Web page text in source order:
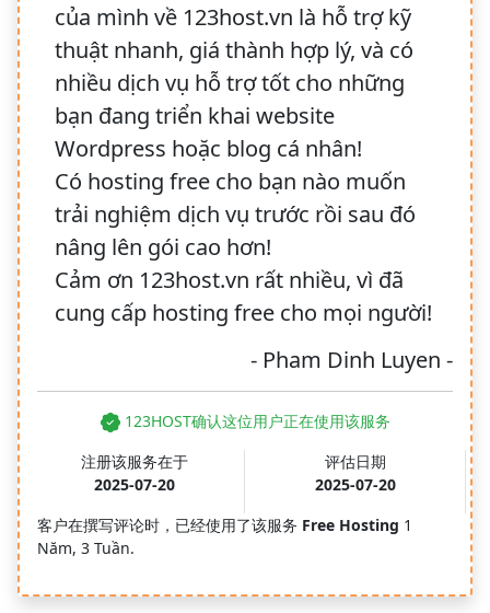
của mình về 123host.vn là hỗ trợ kỹ
thuật nhanh, giá thành hợp lý, và có
nhiều dịch vụ hỗ trợ tốt cho những
bạn đang triển khai website
Wordpress hoặc blog cá nhân!
Có hosting free cho bạn nào muốn
trải nghiệm dịch vụ trước rồi sau đó
nâng lên gói cao hơn!
Cảm ơn 123host.vn rất nhiều, vì đã
cung cấp hosting free cho mọi người!
- Pham Dinh Luyen -
123HOST确认这位用户正在使用该服务
注册该服务在于
2025-07-20
评估日期
2025-07-20
客户在撰写评论时，已经使用了该服务 Free Hosting 1
Năm, 3 Tuần.